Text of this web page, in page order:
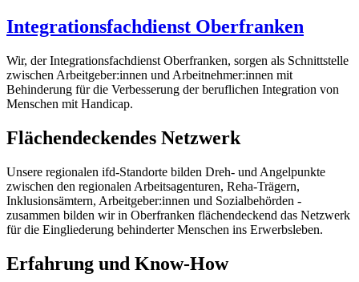
Integrationsfachdienst Oberfranken
Wir, der Integrationsfachdienst Oberfranken, sorgen als Schnittstelle
zwischen Arbeitgeber:innen und Arbeitnehmer:innen mit
Behinderung für die Verbesserung der beruflichen Integration von
Menschen mit Handicap.
Flächendeckendes Netzwerk
Unsere regionalen ifd-Standorte bilden Dreh- und Angelpunkte
zwischen den regionalen Arbeitsagenturen, Reha-Trägern,
Inklusionsämtern, Arbeitgeber:innen und Sozialbehörden -
zusammen bilden wir in Oberfranken flächendeckend das Netzwerk
für die Eingliederung behinderter Menschen ins Erwerbsleben.
Erfahrung und Know-How